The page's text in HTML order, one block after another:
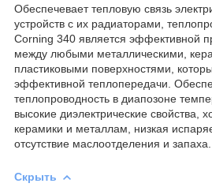
Обеспечевает тепловую связь
устройств с их радиаторами,
Corning 340 является эффективной
между любыми металлическими,
пластиковыми поверхностями,
эффективной теплопередачи.
теплопроводность в диапозоне
высокие диэлектрические свойства,
керамики и металлам, низкая
отсутствие маслоотделения и запаха.
Скрыть